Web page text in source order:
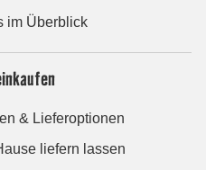
im Überblick
& Lieferoptionen
liefern lassen